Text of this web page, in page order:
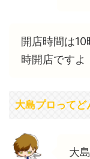
開店時間は
時開店ですよ
大島プロってど
大